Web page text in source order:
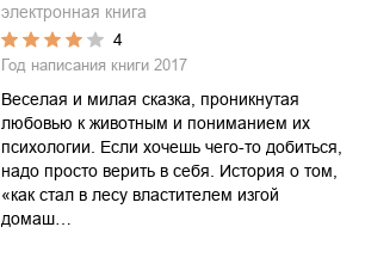
электронная книга
4
Год написания книги 2017
Веселая и милая сказка, проникнутая
любовью к животным и пониманием их
психологии. Если хочешь чего-то добиться,
надо просто верить в себя. История о том,
«как стал в лесу властителем изгой
домаш…